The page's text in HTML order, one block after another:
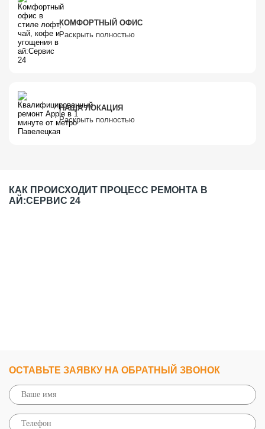
КОМФОРТНЫЙ ОФИС
Раскрыть полностью
НАША ЛОКАЦИЯ
Раскрыть полностью
КАК ПРОИСХОДИТ ПРОЦЕСС РЕМОНТА В
АЙ:СЕРВИС 24
ОСТАВЬТЕ ЗАЯВКУ НА ОБРАТНЫЙ ЗВОНОК